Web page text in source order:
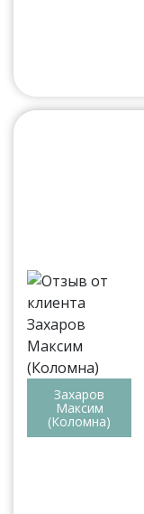
Захаров
Максим
(Коломна)